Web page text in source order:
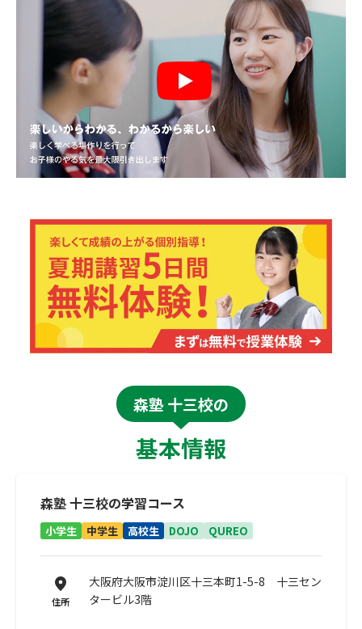
森塾 十三校の
基本情報
森塾 十三校の学習コース
小学生 中学生 高校生 DOJO QUREO
住所
大阪府大阪市淀川区十三本町1-5-8 十三セン
タービル3階